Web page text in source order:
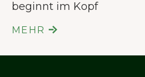
beginnt im Kopf
MEHR